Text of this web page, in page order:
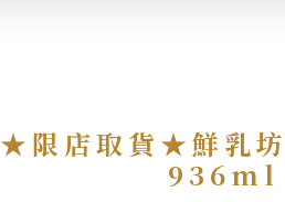
★限店取貨★鮮乳
936ml